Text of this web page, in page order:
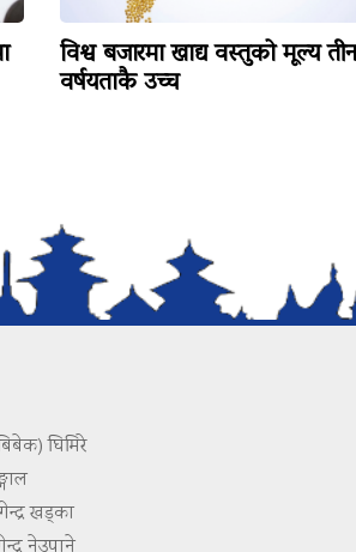
विश्व बजारमा खाद्य वस्तुको मूल्य
वर्षयताकै उच्च
घिमिरे
खड्का